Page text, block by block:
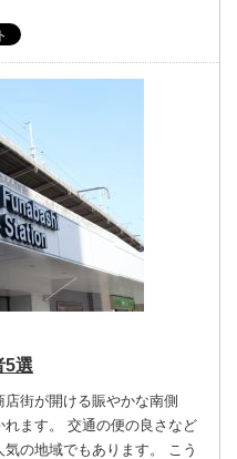
5選
街が開ける賑やかな南側
ます。 交通の便の良さなど
の地域でもあります。 こう